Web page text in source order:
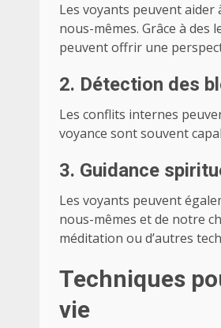
Les voyants peuvent
nous-mêmes. Grâce à des
peuvent offrir une
2. Détection des
Les conflits internes
voyance sont souvent
3. Guidance
Les voyants peuvent
nous-mêmes et de notre
méditation ou d’autres
Techniques
vie